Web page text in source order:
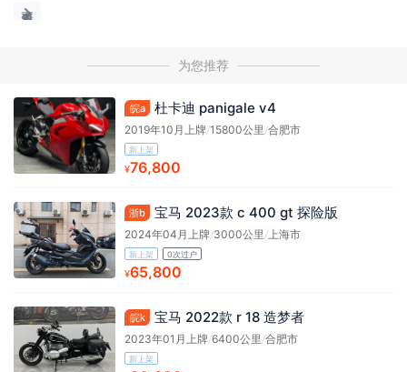
为您推荐
皖a 杜卡迪 panigale v4
2019年10月上牌/15800公里/合肥市
新上架
¥76,800
浙b 宝马 2023款 c 400 gt 探险版
2024年04月上牌/3000公里/上海市
新上架 0次过户
¥65,800
皖k 宝马 2022款 r 18 造梦者
2023年01月上牌/6400公里 /合肥市
新上架